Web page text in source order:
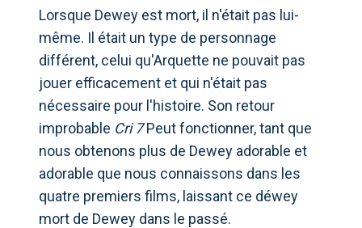
Lorsque Dewey est mort, il n'était pas lui-
même. Il était un type de personnage
différent, celui qu'Arquette ne pouvait pas
jouer efficacement et qui n'était pas
nécessaire pour l'histoire. Son retour
improbable Cri 7Peut fonctionner, tant que
nous obtenons plus de Dewey adorable et
adorable que nous connaissons dans les
quatre premiers films, laissant ce déwey
mort de Dewey dans le passé.